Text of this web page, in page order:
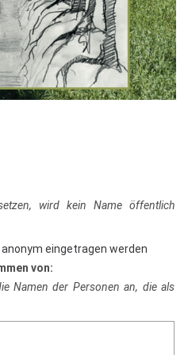
wird kein Name öffentlich
eingetragen werden
von:
Namen der Personen an, die als